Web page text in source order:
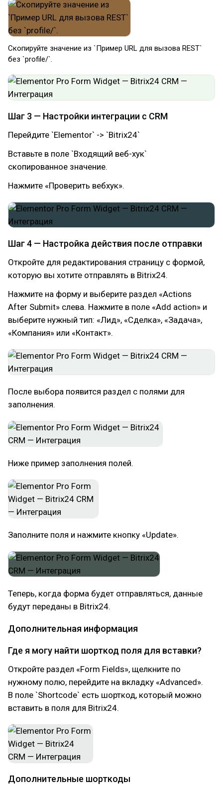
Скопируйте значение из `Пример URL для вызова REST`
без `profile/`.​
Шаг 3 — Настройки интеграции c CRM
Перейдите `Elementor` -> `Bitrix24`
Вставьте в поле `Входящий веб-хук`
скопированное значение.
Нажмите «Проверить вебхук».
Шаг 4 — Настройка действия после отправки
Откройте для редактирования страницу с формой,
которую вы хотите отправлять в Bitrix24.
Нажмите на форму и выберите раздел «Actions
After Submit» слева. Нажмите в поле «Add action» и
выберите нужный тип: «Лид», «Сделка», «Задача»,
«Компания» или «Контакт».
После выбора появится раздел с полями для
заполнения.
Ниже пример заполнения полей.
Заполните поля и нажмите кнопку «Update».
Теперь, когда форма будет отправляться, данные
будут переданы в Bitrix24.
Дополнительная информация
Где я могу найти шорткод поля для вставки?
Откройте раздел «Form Fields», щелкните по
нужному полю, перейдите на вкладку «Advanced».
В поле `Shortcode` есть шорткод, который можно
вставить в поля для Bitrix24.
Дополнительные шорткоды